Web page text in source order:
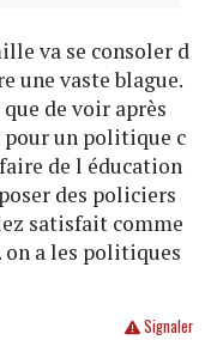
va se consoler d
une vaste blague.
de voir après
pour un politique c
de l éducation
des policiers
satisfait comme
on a les politiques
Signaler